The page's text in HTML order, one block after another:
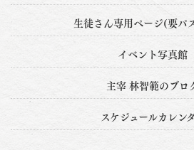
生徒さん専用ぺージ(要パ
イベント写真館
主宰 林智範のブロ
スケジュールカレン